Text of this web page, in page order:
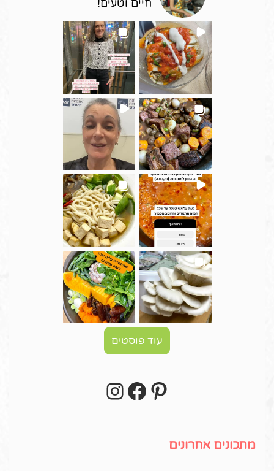
חיים וטעים!
עוד פוסטים
Pinterest
Facebook
מתכונים אחרונים